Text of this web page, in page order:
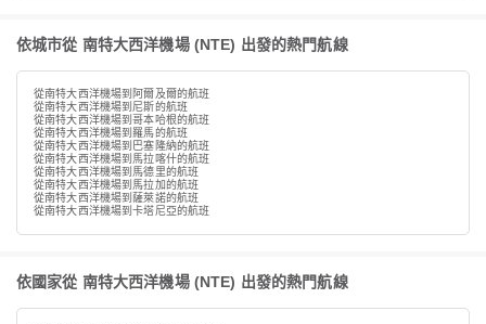
依城市從 南特大西洋機場 (NTE) 出發的熱門航線
從南特大西洋機場到阿爾及爾的航班
從南特大西洋機場到尼斯的航班
從南特大西洋機場到哥本哈根的航班
從南特大西洋機場到羅馬的航班
從南特大西洋機場到巴塞隆納的航班
從南特大西洋機場到馬拉喀什的航班
從南特大西洋機場到馬德里的航班
從南特大西洋機場到馬拉加的航班
從南特大西洋機場到薩萊諾的航班
從南特大西洋機場到卡塔尼亞的航班
依國家從 南特大西洋機場 (NTE) 出發的熱門航線